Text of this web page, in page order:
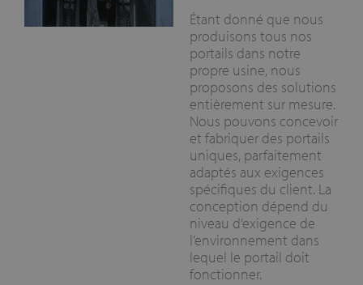
Étant donné que nous
produisons tous nos
portails dans notre
propre usine, nous
proposons des solutions
entièrement sur mesure.
Nous pouvons concevoir
et fabriquer des portails
uniques, parfaitement
adaptés aux exigences
spécifiques du client. La
conception dépend du
niveau d’exigence de
l’environnement dans
lequel le portail doit
fonctionner.